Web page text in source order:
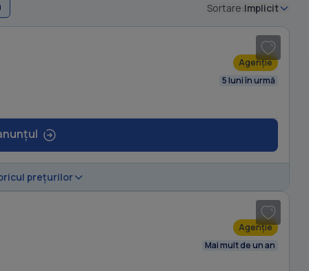
Sortare:Implicit
1
/ 17
Agenție
5 luni în urmă
prețurilor
Agenție
Mai mult de un an